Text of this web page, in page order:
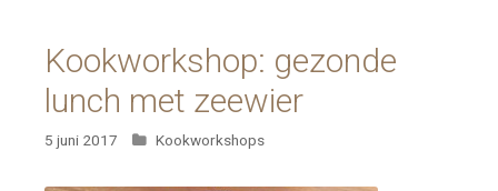
Kookworkshop: gezonde
lunch met zeewier
5 juni 2017 Categorieën
Kookworkshops